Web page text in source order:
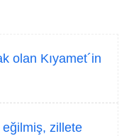
olan Kıyamet´in
zillete